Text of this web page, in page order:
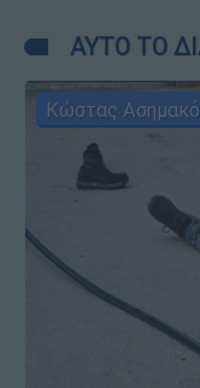
ΑΥΤΟ ΤΟ
Κώστας